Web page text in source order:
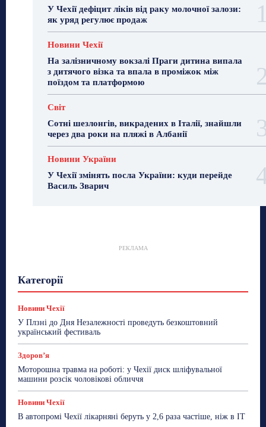
У Чехії дефіцит ліків від раку молочної залози:
як уряд регулює продаж
Новини Чехії
На залізничному вокзалі Праги дитина випала
з дитячого візка та впала в проміжок між
поїздом та платформою
Світ
Сотні шезлонгів, викрадених в Італії, знайшли
через два роки на пляжі в Албанії
Новини України
У Чехії змінять посла України: куди перейде
Василь Зварич
РЕКЛАМА
Категорії
Лайфстайл
Мандри Мова
Новини України
Новини Чехії
Сад та город
ТехноМанія
Топ-новини Фоторепортаж
Новини Чехії
У Плзні до Дня Незалежності проведуть безкоштовний
український фестиваль
Здоровʼя
Моторошна травма на роботі: у Чехії диск шліфувальної
машини розсік чоловікові обличчя
Новини Чехії
В автопромі Чехії лікарняні беруть у 2,6 раза частіше, ніж в ІТ